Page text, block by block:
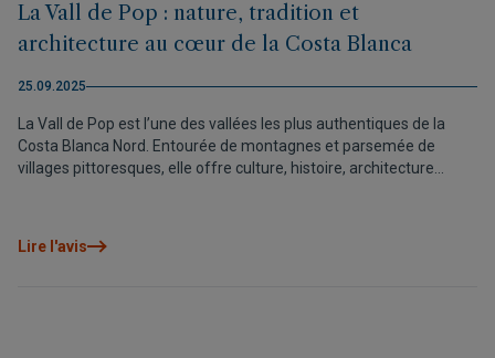
La Vall de Pop : nature, tradition et
architecture au cœur de la Costa Blanca
25.09.2025
La Vall de Pop est l’une des vallées les plus authentiques de la
Costa Blanca Nord. Entourée de montagnes et parsemée de
villages pittoresques, elle offre culture, histoire, architecture
Lire l'avis